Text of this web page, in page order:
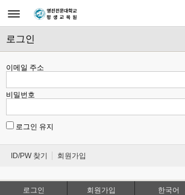
로그인
이메일 주소
비밀번호
로그인 유지
ID/PW 찾기 회원가입
로그인 회원가입 한국어